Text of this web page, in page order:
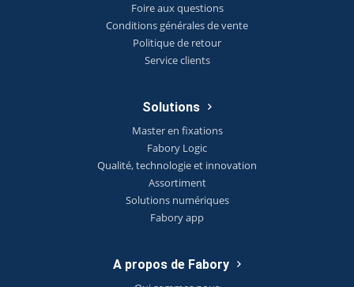
Foire aux questions
Conditions générales de vente
Politique de retour
Service clients
Solutions
Master en fixations
Fabory Logic
Qualité, technologie et innovation
Assortiment
Solutions numériques
Fabory app
A propos de Fabory